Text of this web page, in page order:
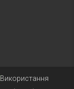
Використання